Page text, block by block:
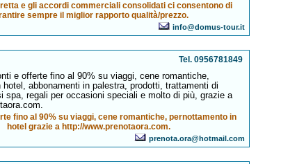
e gli accordi commerciali consolidati ci consentono di
sempre il miglior rapporto qualità/prezzo.
info@domus-tour.it
Tel. 0956781849
e offerte fino al 90% su viaggi, cene romantiche,
hotel, abbonamenti in palestra, prodotti, trattamenti di
spa, regali per occasioni speciali e molto di più, grazie a
fino al 90% su viaggi, cene romantiche, pernottamento in
hotel grazie a http://www.prenotaora.com.
prenota.ora@hotmail.com